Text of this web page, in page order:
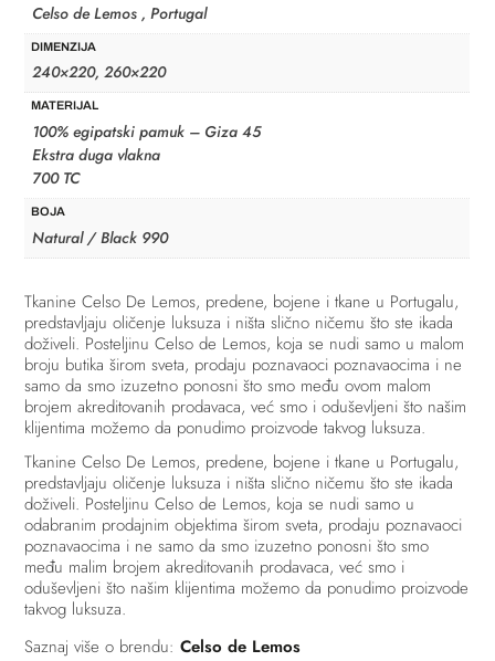
Celso de Lemos , Portugal
DIMENZIJA
240×220, 260×220
MATERIJAL
100% egipatski pamuk – Giza 45
Ekstra duga vlakna
700 TC
BOJA
Natural / Black 990
Tkanine Celso De Lemos, predene, bojene i tkane u Portugalu,
predstavljaju oličenje luksuza i ništa slično ničemu što ste ikada
doživeli. Posteljinu Celso de Lemos, koja se nudi samo u malom
broju butika širom sveta, prodaju poznavaoci poznavaocima i ne
samo da smo izuzetno ponosni što smo među ovom malom
brojem akreditovanih prodavaca, već smo i oduševljeni što našim
klijentima možemo da ponudimo proizvode takvog luksuza.
Tkanine Celso De Lemos, predene, bojene i tkane u Portugalu,
predstavljaju oličenje luksuza i ništa slično ničemu što ste ikada
doživeli. Posteljinu Celso de Lemos, koja se nudi samo u
odabranim prodajnim objektima širom sveta, prodaju poznavaoci
poznavaocima i ne samo da smo izuzetno ponosni što smo
među malim brojem akreditovanih prodavaca, već smo i
oduševljeni što našim klijentima možemo da ponudimo proizvode
takvog luksuza.
Saznaj više o brendu:Celso de Lemos